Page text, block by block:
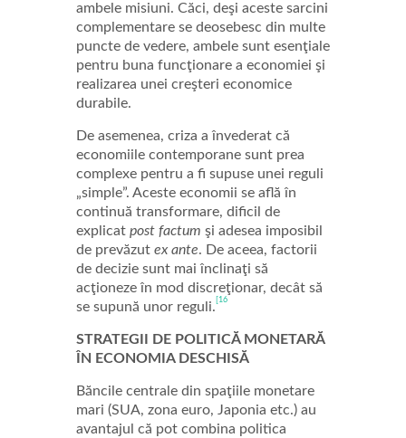
ambele misiuni. Căci, deşi aceste sarcini
complementare se deosebesc din multe
puncte de vedere, ambele sunt esenţiale
pentru buna funcţionare a economiei şi
realizarea unei creşteri economice
durabile.
De asemenea, criza a învederat că
economiile contemporane sunt prea
complexe pentru a fi supuse unei reguli
„simple”. Aceste economii se află în
continuă transformare, dificil de
explicat post factum şi adesea imposibil
de prevăzut ex ante. De aceea, factorii
de decizie sunt mai înclinaţi să
acţioneze în mod discreţionar, decât să
se supună unor reguli. [16
STRATEGII DE POLITICĂ MONETARĂ
ÎN ECONOMIA DESCHISĂ
Băncile centrale din spaţiile monetare
mari (SUA, zona euro, Japonia etc.) au
avantajul că pot combina politica